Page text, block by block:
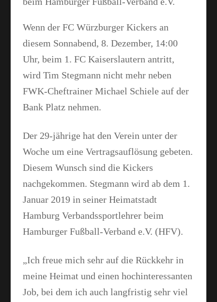
Wenn der FC Würzburger Kickers an
diesem Sonnabend, 8. Dezember, 14:00
Uhr, beim 1. FC Kaiserslautern antritt,
wird Tim Stegmann nicht mehr neben
FWK-Cheftrainer Michael Schiele auf der
Bank Platz nehmen.
Der 29-jährige hat den Verein unter der
Woche um eine Vertragsauflösung gebeten.
Diesem Wunsch sind die Kickers
nachgekommen. Stegmann wird ab dem 1.
Januar 2019 in seiner Heimatstadt
Hamburg Verbandssportlehrer beim
Hamburger Fußball-Verband e.V. (HFV).
„Ich freue mich sehr auf die Rückkehr in
meine Heimat und einen hochinteressanten
Job, bei dem ich auch langfristig sehr vielFacebook